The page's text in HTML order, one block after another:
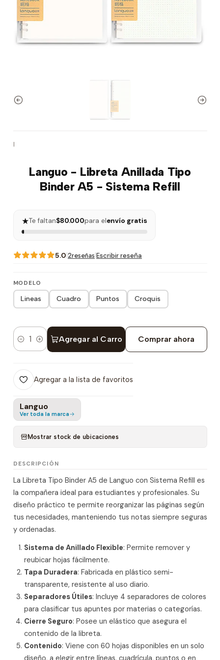
|
Languo - Libreta Anillada Tipo
Binder A5 - Sistema Refill
★Te faltan$80.000para elenvío gratis
5.0|2reseñas|Escribir reseña
MODELO
Lineas Cuadro Puntos Croquis
Cantidad Agregar al Carro Comprar ahora
Agregar a la lista de favoritos
Languo
Ver toda la marca
Mostrar stock de ubicaciones
DESCRIPCIÓN
La Libreta Tipo Binder A5 de Languo con Sistema Refill es
la compañera ideal para estudiantes y profesionales. Su
diseño práctico te permite reorganizar las páginas según
tus necesidades, manteniendo tus notas siempre seguras
y ordenadas.
Sistema de Anillado Flexible: Permite remover y
reubicar hojas fácilmente.
Tapa Duradera: Fabricada en plástico semi-
transparente, resistente al uso diario.
Separadores Útiles: Incluye 4 separadores de colores
para clasificar tus apuntes por materias o categorías.
Cierre Seguro: Posee un elástico que asegura el
contenido de la libreta.
Contenido: Viene con 60 hojas disponibles en un solo
diseño, a elegir entre líneas, cuadrícula, puntos o en